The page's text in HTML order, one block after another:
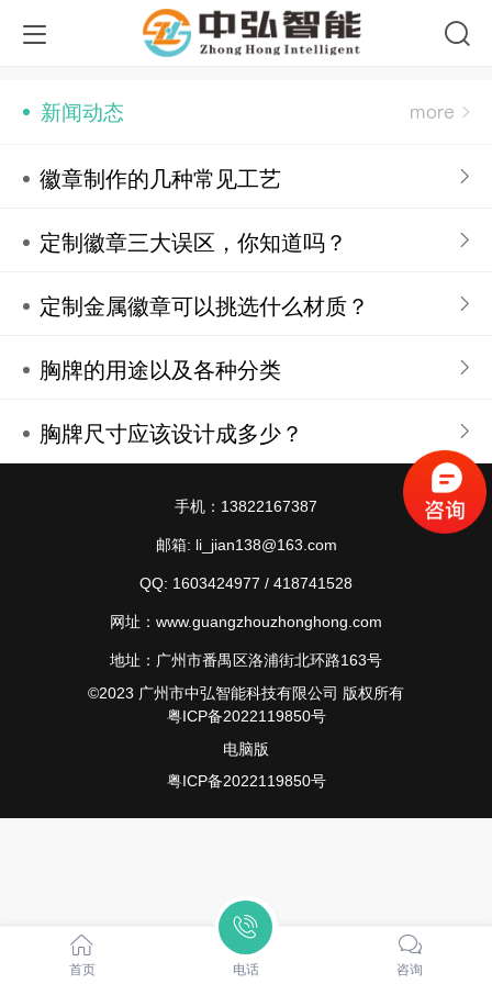
新闻动态
徽章制作的几种常见工艺
定制徽章三大误区，你知道吗？
定制金属徽章可以挑选什么材质？
胸牌的用途以及各种分类
胸牌尺寸应该设计成多少？
手机：13822167387
邮箱: li_jian138@163.com
QQ: 1603424977 / 418741528
网址：www.guangzhouzhonghong.com
地址：广州市番禺区洛浦街北环路163号
©2023 广州市中弘智能科技有限公司 版权所有
粤ICP备2022119850号
电脑版
粤ICP备2022119850号
首页 电话 咨询